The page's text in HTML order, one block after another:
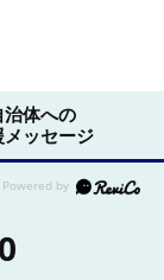
治体への
メッセージ